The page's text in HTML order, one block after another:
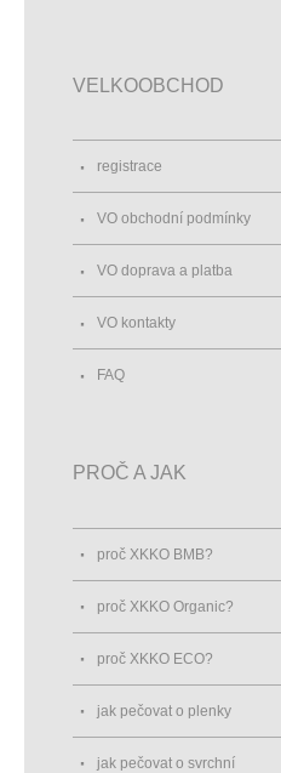
VELKOOBCHOD
registrace
VO obchodní podmínky
VO doprava a platba
VO kontakty
FAQ
PROČ A JAK
proč XKKO BMB?
proč XKKO Organic?
proč XKKO ECO?
jak pečovat o plenky
jak pečovat o svrchní